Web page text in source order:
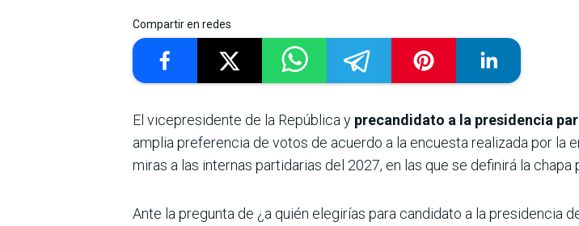
Compartir en redes
El vicepresidente de la República y precandidato a la presidencia
amplia preferencia de votos de acuerdo a la encuesta realizada por la
miras a las internas partidarias del 2027, en las que se definirá la
Ante la pregunta de ¿a quién elegirías para candidato a la presidencia